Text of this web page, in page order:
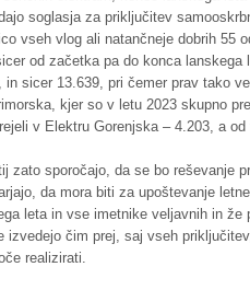
soglasja za priključitev
vseh vlog ali natančneje dobrih 55
od začetka pa do konca
in sicer 13.639, pri čemer prav tako
kjer so v letu 2023 skupno
v Elektru Gorenjska – 4.203, a
zato sporočajo, da se bo reševanje
da mora biti za upoštevanje
leta in vse imetnike veljavnih in
izvedejo čim prej, saj vseh
realizirati.